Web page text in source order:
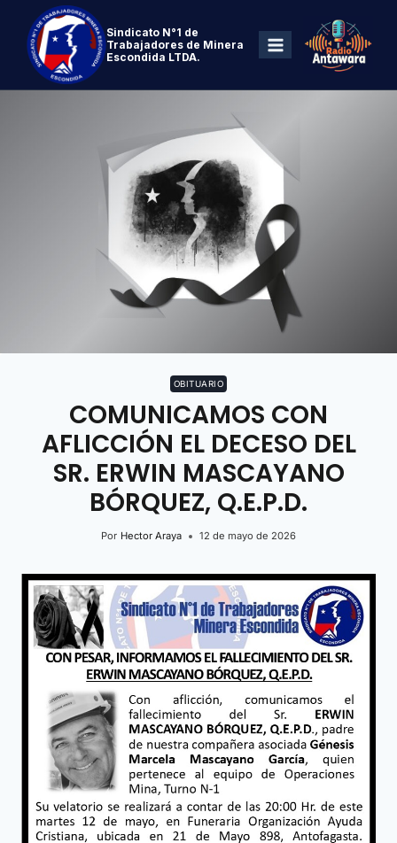
Sindicato N°1 de
Trabajadores de Minera
Escondida LTDA.
OBITUARIO
COMUNICAMOS CON
AFLICCIÓN EL DECESO DEL
SR. ERWIN MASCAYANO
BÓRQUEZ, Q.E.P.D.
Por Hector Araya 12 de mayo de 2026